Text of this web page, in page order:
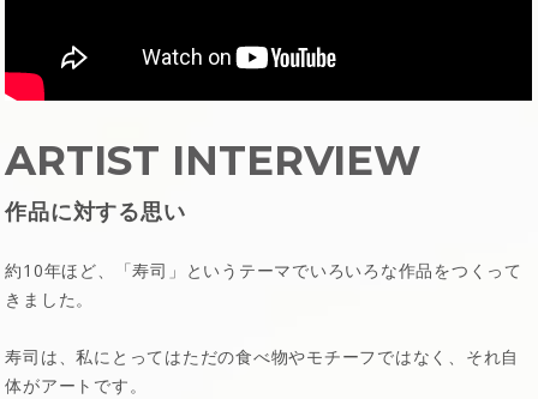
ARTIST INTERVIEW
作品に対する思い
約10年ほど、「寿司」というテーマでいろいろな作品をつくって
きました。
寿司は、私にとってはただの食べ物やモチーフではなく、それ自
体がアートです。